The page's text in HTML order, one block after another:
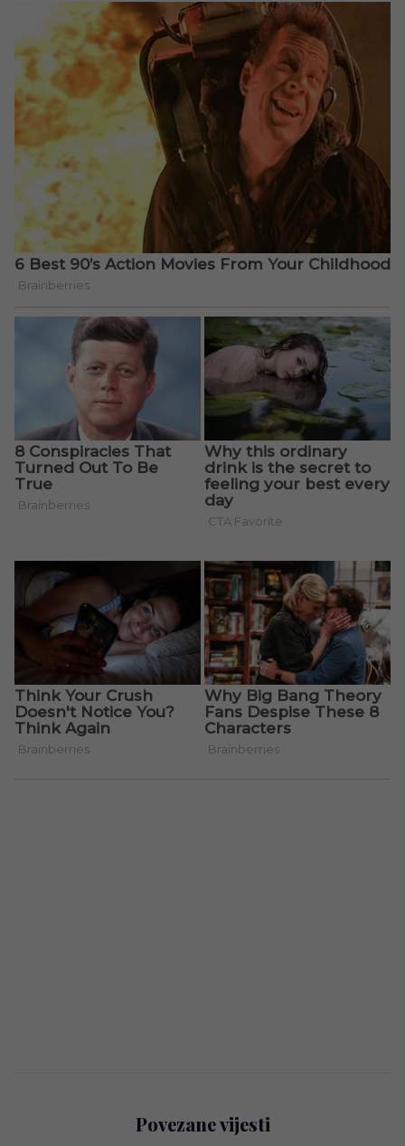
Povezane vijesti